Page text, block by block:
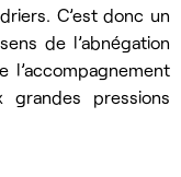
C’est donc un
de l’abnégation
pressions